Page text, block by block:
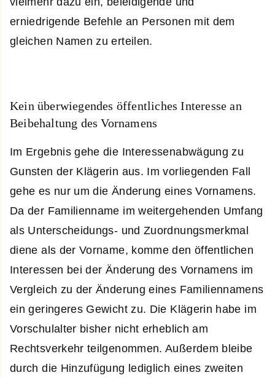
erniedrigende Befehle an Personen mit dem
gleichen Namen zu erteilen.
Kein überwiegendes öffentliches Interesse an
Beibehaltung des Vornamens
Im Ergebnis gehe die Interessenabwägung zu
Gunsten der Klägerin aus. Im vorliegenden Fall
gehe es nur um die Änderung eines Vornamens.
Da der Familienname im weitergehenden Umfang
als Unterscheidungs- und Zuordnungsmerkmal
diene als der Vorname, komme den öffentlichen
Interessen bei der Änderung des Vornamens im
Vergleich zu der Änderung eines Familiennamens
ein geringeres Gewicht zu. Die Klägerin habe im
Vorschulalter bisher nicht erheblich am
Rechtsverkehr teilgenommen. Außerdem bleibe
durch die Hinzufügung lediglich eines zweiten